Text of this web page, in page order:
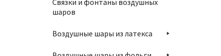
Связки и фонтаны воздушных
шаров
Воздушные шары из латекса